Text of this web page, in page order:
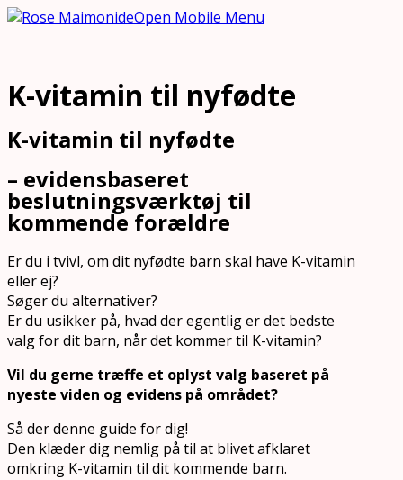
Open Mobile Menu
K-vitamin til nyfødte
K-vitamin til nyfødte
– evidensbaseret
beslutningsværktøj til
kommende forældre
Er du i tvivl, om dit nyfødte barn skal have K-vitamin
eller ej?
Søger du alternativer?
Er du usikker på, hvad der egentlig er det bedste
valg for dit barn, når det kommer til K-vitamin?
Vil du gerne træffe et oplyst valg baseret på
nyeste viden og evidens på området?
Så der denne guide for dig!
Den klæder dig nemlig på til at blivet afklaret
omkring K-vitamin til dit kommende barn.